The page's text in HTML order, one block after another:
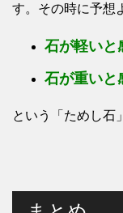
す。その時に予想
石が軽いと
石が重いと
という「ためし石